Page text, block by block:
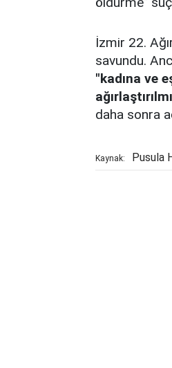
İzmir 22.
savundu.
"kadına ve
daha sonra
Kaynak: Pusula